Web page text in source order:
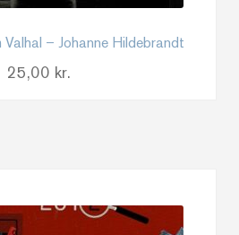
Valhal – Johanne Hildebrandt
25,00 kr.